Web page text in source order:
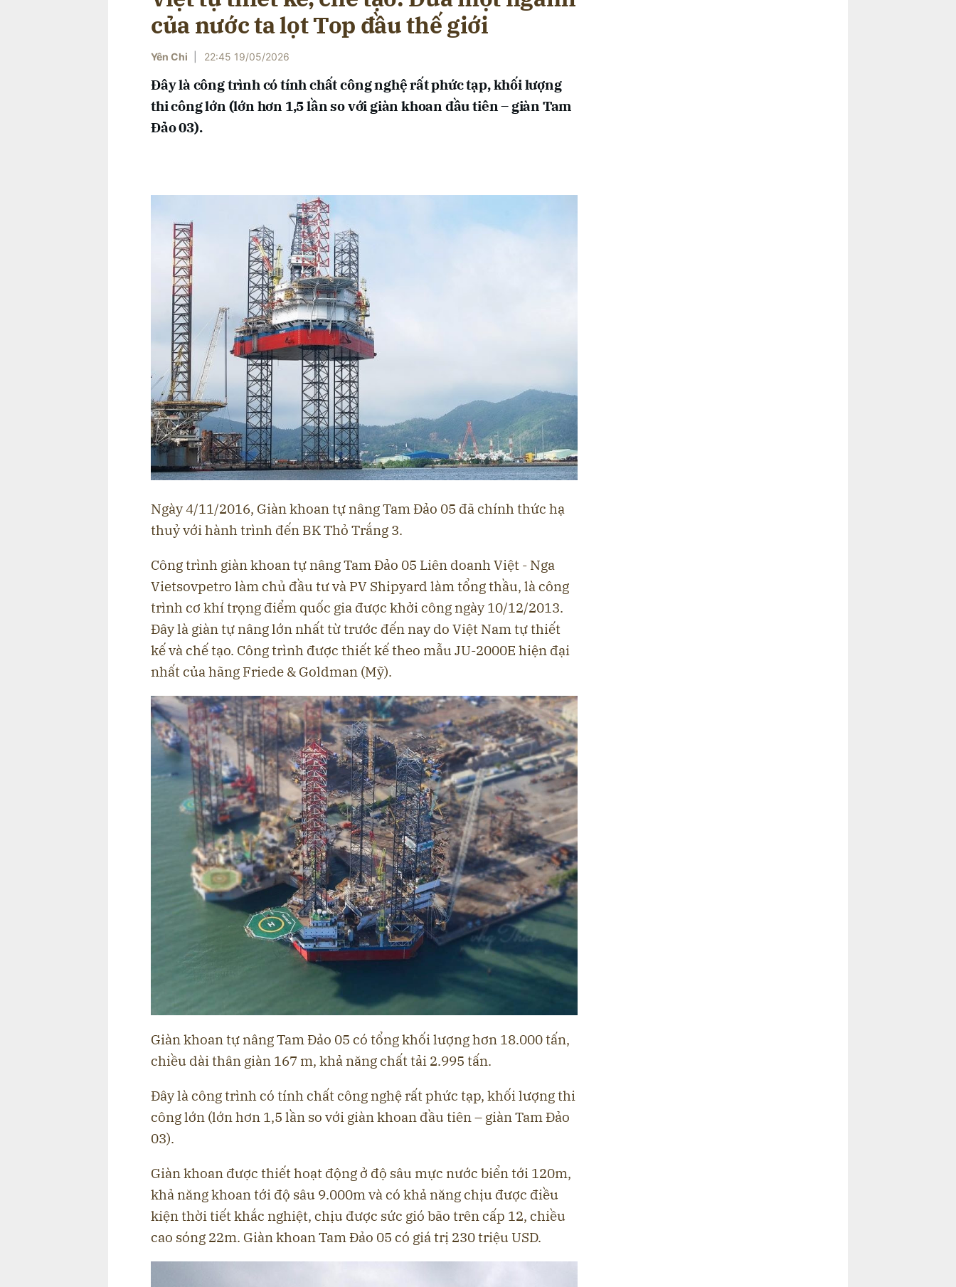
của nước ta lọt Top đầu thế giới
Yên Chi 22:45 19/05/2026
Đây là công trình có tính chất công nghệ rất phức tạp, khối lượng
thi công lớn (lớn hơn 1,5 lần so với giàn khoan đầu tiên – giàn Tam
Đảo 03).
Ngày 4/11/2016, Giàn khoan tự nâng Tam Đảo 05 đã chính thức hạ
thuỷ với hành trình đến BK Thỏ Trắng 3.
Công trình giàn khoan tự nâng Tam Đảo 05 Liên doanh Việt - Nga
Vietsovpetro làm chủ đầu tư và PV Shipyard làm tổng thầu, là công
trình cơ khí trọng điểm quốc gia được khởi công ngày 10/12/2013.
Đây là giàn tự nâng lớn nhất từ trước đến nay do Việt Nam tự thiết
kế và chế tạo. Công trình được thiết kế theo mẫu JU-2000E hiện đại
nhất của hãng Friede & Goldman (Mỹ).
Giàn khoan tự nâng Tam Đảo 05 có tổng khối lượng hơn 18.000 tấn,
chiều dài thân giàn 167 m, khả năng chất tải 2.995 tấn.
Đây là công trình có tính chất công nghệ rất phức tạp, khối lượng thi
công lớn (lớn hơn 1,5 lần so với giàn khoan đầu tiên – giàn Tam Đảo
03).
Giàn khoan được thiết hoạt động ở độ sâu mực nước biển tới 120m,
khả năng khoan tới độ sâu 9.000m và có khả năng chịu được điều
kiện thời tiết khắc nghiệt, chịu được sức gió bão trên cấp 12, chiều
cao sóng 22m. Giàn khoan Tam Đảo 05 có giá trị 230 triệu USD.